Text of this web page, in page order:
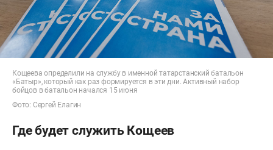
Кощеева определили на службу в именной татарстанский батальон
«Батыр», который как раз формируется в эти дни. Активный набор
бойцов в батальон начался 15 июня
Фото: Сергей Елагин
Где будет служить Кощеев